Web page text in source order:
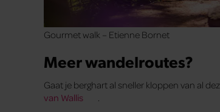
Gourmet walk – Etienne Bornet
Meer wandelroutes?
Gaat je berghart al sneller kloppen van al
van Wallis
.